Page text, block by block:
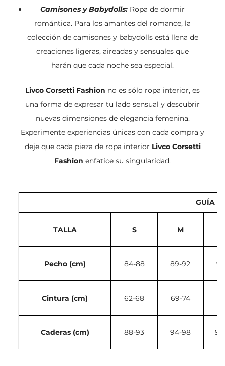
Camisones y Babydolls: Ropa de dormir
romántica. Para los amantes del romance, la
colección de camisones y babydolls está llena de
creaciones ligeras, aireadas y sensuales que
harán que cada noche sea especial.
Livco Corsetti Fashion no es sólo ropa interior, es
una forma de expresar tu lado sensual y descubrir
nuevas dimensiones de elegancia femenina.
Experimente experiencias únicas con cada compra y
deje que cada pieza de ropa interior Livco Corsetti
Fashion enfatice su singularidad.
GUÍA
TALLA S M
Pecho (cm) 84-88 89-92
Cintura (cm) 62-68 69-74
Caderas (cm) 88-93 94-98